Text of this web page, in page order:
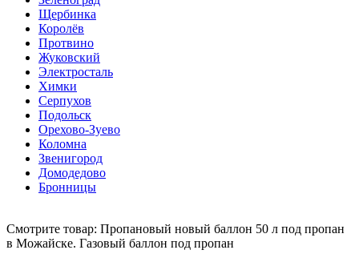
Щербинка
Королёв
Протвино
Жуковский
Электросталь
Химки
Серпухов
Подольск
Орехово-Зуево
Коломна
Звенигород
Домодедово
Бронницы
Смотрите товар: Пропановый новый баллон 50 л под пропан
в Можайске. Газовый баллон под пропан